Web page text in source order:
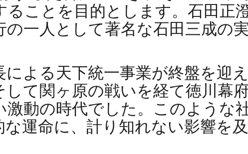
ることを目的とします。石田正
の一人として著名な石田三成の
よる天下統一事業が終盤を迎
て関ヶ原の戦いを経て徳川幕
激動の時代でした。このような
運命に、計り知れない影響を